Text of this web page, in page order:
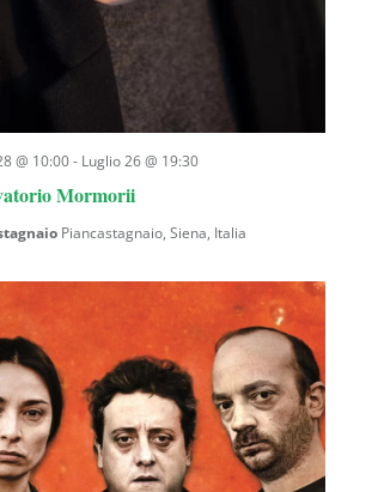
Mormorii
@ 10:00- Luglio 26 @ 19:30
Piancastagnaio, Siena, Italia